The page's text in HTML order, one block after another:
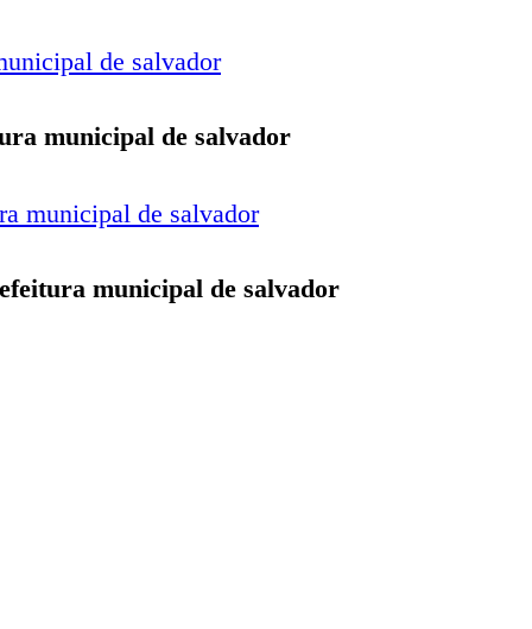
municipal de salvador
municipal de salvador